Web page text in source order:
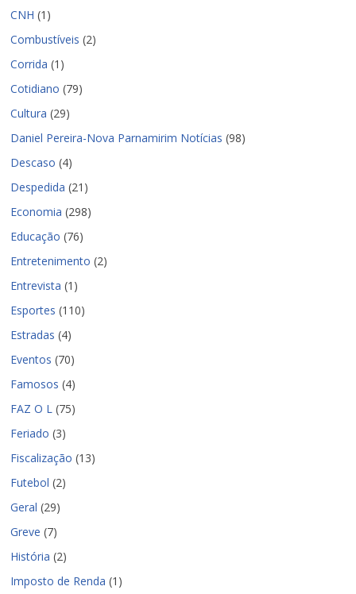
CNH (1)
Combustíveis (2)
Corrida (1)
Cotidiano (79)
Cultura (29)
Daniel Pereira-Nova Parnamirim Notícias (98)
Descaso (4)
Despedida (21)
Economia (298)
Educação (76)
Entretenimento (2)
Entrevista (1)
Esportes (110)
Estradas (4)
Eventos (70)
Famosos (4)
FAZ O L (75)
Feriado (3)
Fiscalização (13)
Futebol (2)
Geral (29)
Greve (7)
História (2)
Imposto de Renda (1)